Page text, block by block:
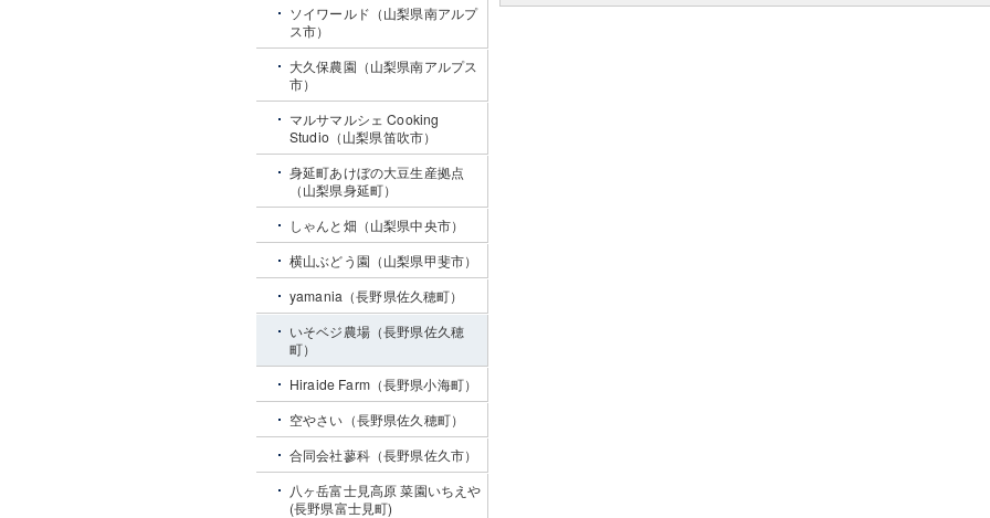
ソイワールド（山梨県南アルプ
ス市）
大久保農園（山梨県南アルプス
市）
マルサマルシェ Cooking
Studio（山梨県笛吹市）
身延町あけぼの大豆生産拠点
（山梨県身延町）
しゃんと畑（山梨県中央市）
横山ぶどう園（山梨県甲斐市）
yamania（長野県佐久穂町）
いそベジ農場（長野県佐久穂
町）
Hiraide Farm（長野県小海町）
空やさい（長野県佐久穂町）
合同会社蓼科（長野県佐久市）
八ヶ岳富士見高原 菜園いちえや
(長野県富士見町)